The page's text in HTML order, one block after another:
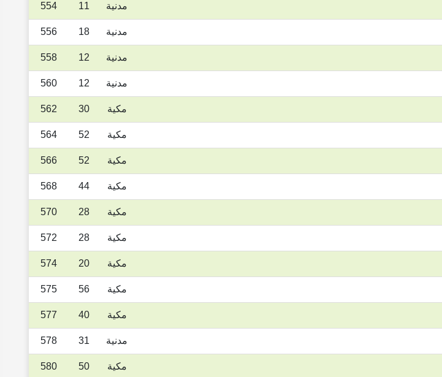
مدنية 11
554
مدنية 18
556
مدنية 12
558
مدنية 12
560
مكية 30
562
مكية 52
564
مكية 52
566
مكية 44
568
مكية 28
570
مكية 28
572
مكية 20
574
مكية 56
575
مكية 40
577
مدنية 31
578
مكية 50
580